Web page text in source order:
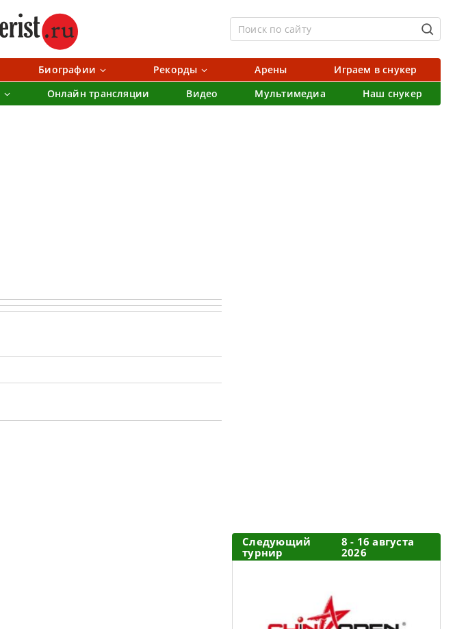
Биографии Рекорды Арены
Играем в снукер
Онлайн трансляции Видео Мультимедиа Наш снукер
Следующий
турнир
8 - 16 августа
2026